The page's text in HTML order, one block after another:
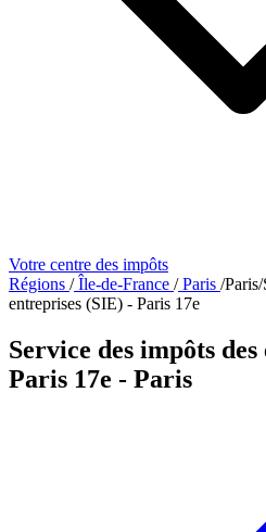
Votre centre des impôts
Régions /Île-de-France /Paris /Paris/
entreprises (SIE) - Paris 17e
Service des impôts
Paris 17e - Paris